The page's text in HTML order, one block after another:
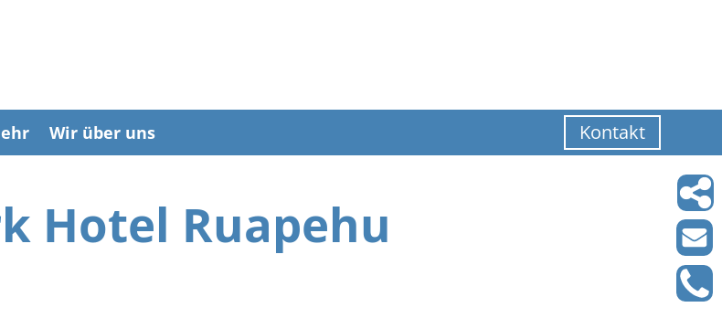
Wir über uns Kontakt
Hotel Ruapehu